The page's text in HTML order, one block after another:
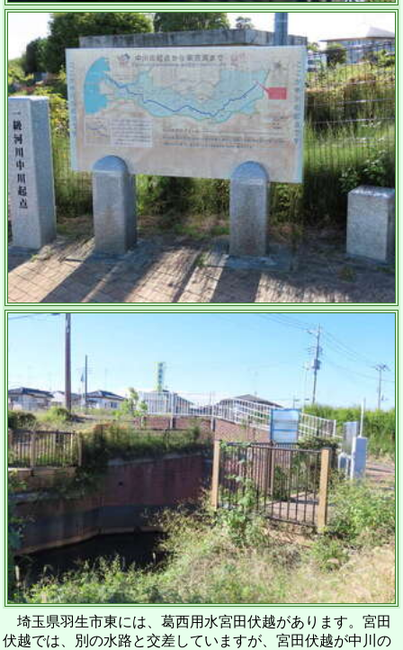
埼玉県羽生市東には、葛西用水宮田伏越があります。宮田
伏越では、別の水路と交差していますが、宮田伏越が中川の